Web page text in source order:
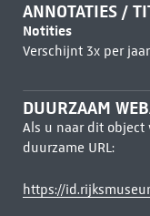
ANNOTATIES /
Notities
Verschijnt 3x per jaar
DUURZAAM
Als u naar dit
duurzame URL:
https://